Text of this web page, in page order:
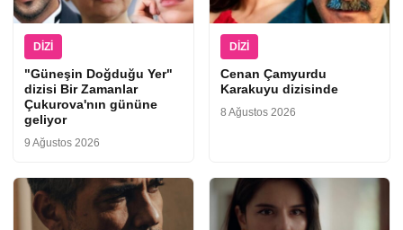
DIZI
"Güneşin Doğduğu Yer"
dizisi Bir Zamanlar
Çukurova'nın gününe
geliyor
9 Ağustos 2026
DIZI
Cenan Çamyurdu
Karakuyu dizisinde
8 Ağustos 2026